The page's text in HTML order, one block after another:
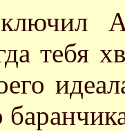
тебя